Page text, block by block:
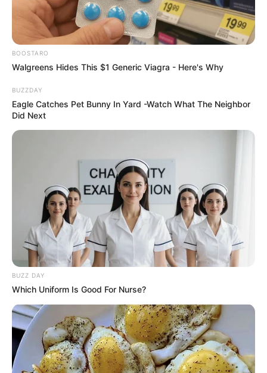
BOOSTARO
Walgreens Hides This $1 Generic Viagra - Here's Why
BUZZDAY
Eagle Catches Pet Bunny In Yard -Watch What The Neighbor
Did Next
BUZZ DAY
Which Uniform Is Good For Nurse?